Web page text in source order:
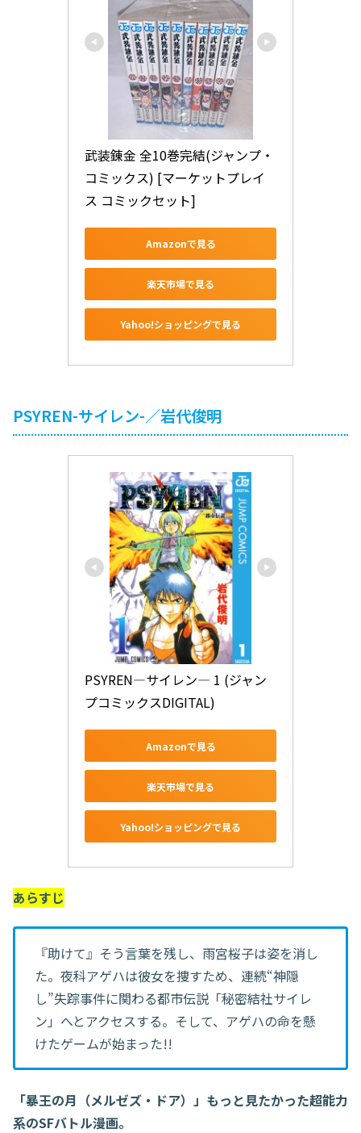
武装錬金 全10巻完結(ジャンプ・
コミックス) [マーケットプレイ
ス コミックセット]
Amazonで見る
楽天市場で見る
Yahoo!ショッピングで見る
PSYREN-サイレン-／岩代俊明
PSYREN―サイレン― 1 (ジャン
プコミックスDIGITAL)
Amazonで見る
楽天市場で見る
Yahoo!ショッピングで見る
あらすじ
『助けて』そう言葉を残し、雨宮桜子は姿を消し
た。夜科アゲハは彼女を捜すため、連続“神隠
し”失踪事件に関わる都市伝説「秘密結社サイレ
ン」へとアクセスする。そして、アゲハの命を懸
けたゲームが始まった!!
「暴王の月（メルゼズ・ドア）」もっと見たかった超能力
系のSFバトル漫画。